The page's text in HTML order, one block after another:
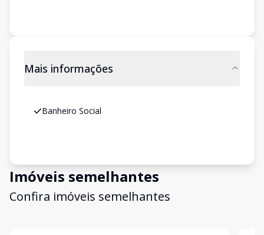
Mais informações
Banheiro Social
Imóveis semelhantes
Confira imóveis semelhantes